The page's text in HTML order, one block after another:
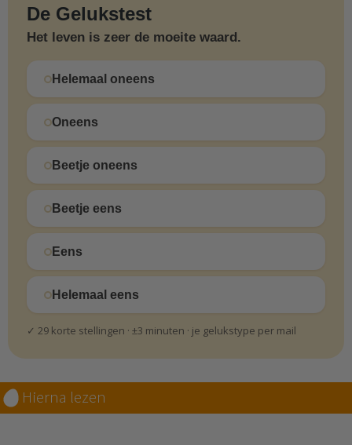
De Gelukstest
Het leven is zeer de moeite waard.
Helemaal oneens
Oneens
Beetje oneens
Beetje eens
Eens
Helemaal eens
✓ 29 korte stellingen · ±3 minuten · je gelukstype per mail
Hierna lezen